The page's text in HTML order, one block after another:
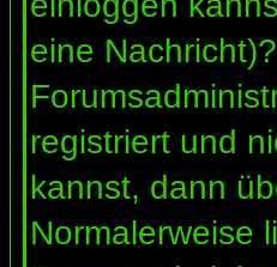
eine
registriert und
kannst, dann
Normalerweise